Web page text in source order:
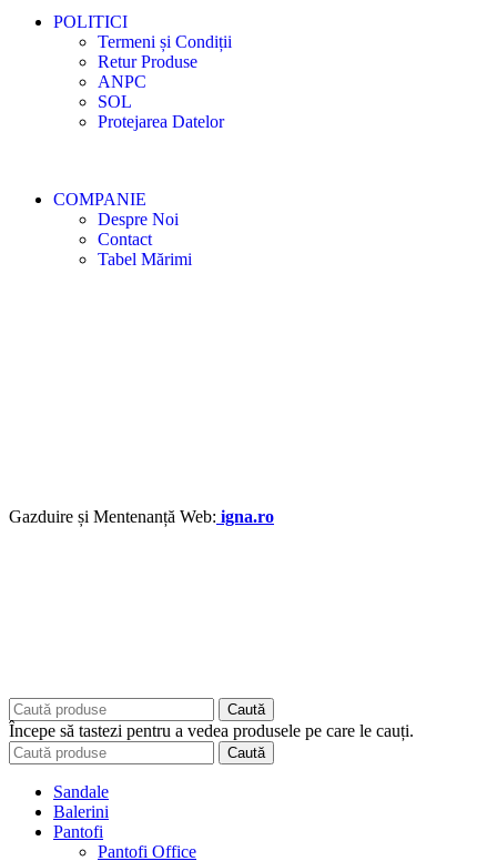
POLITICI
Termeni și Condiții
Retur Produse
ANPC
SOL
Protejarea Datelor
COMPANIE
Despre Noi
Contact
Tabel Mărimi
Gazduire și Mentenanță Web: igna.ro
Caută
Începe să tastezi pentru a vedea produsele pe care le cauți.
Caută
Sandale
Balerini
Pantofi
Pantofi Office